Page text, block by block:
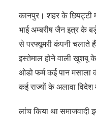
कानपुर। शहर के छिपट्टी
भाई अम्बरीष जैन इत्र के
से परफ्यूमरी कंपनी चलाते
इस्तेमाल होने वाली खुशबू
ओडो फर्म कई पान मसाला
कई राज्यों के अलावा विदेश
लांच किया था समाजवादी